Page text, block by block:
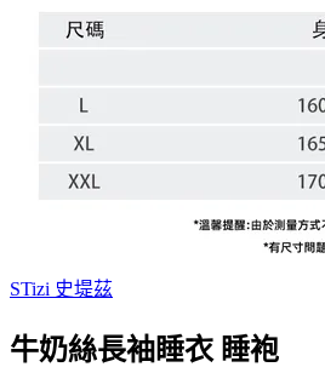
STizi 史堤茲
牛奶絲長袖睡衣 睡袍